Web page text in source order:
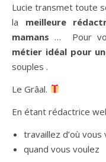
Lucie transmet toute
la meilleure
mamans … Pour
métier idéal pour
souples .
Le Grâal.
En étant rédactrice
travaillez d’où vous
quand vous voulez